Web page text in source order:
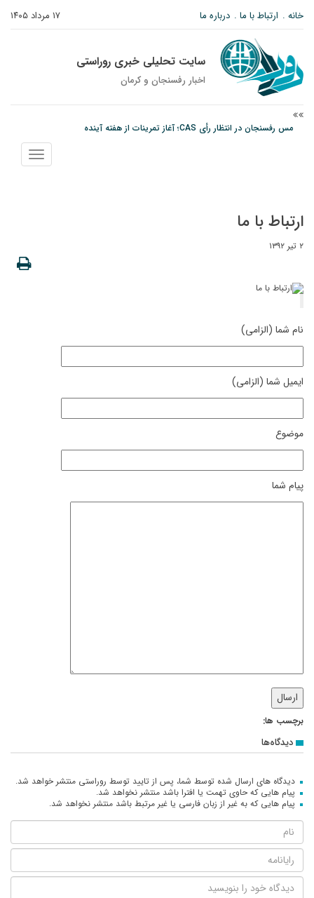
خانه ارتباط با ما درباره ما
سایت تحلیلی خبری روراستی
اخبار رفسنجان و كرمان
مس رفسنجان در انتظار رأی CAS؛ آغاز تمرینات از هفته آینده
پیام رئیس کل دادگستری استان کرمان به مناسبت ۱۷ مردادماه سالروز شهادت شهید
نمایش
منو
ارتباط با ما
نام شما (الزامی)
ایمیل شما (الزامی)
موضوع
پیام شما
برچسب ها:
دیدگاه‌ها
دیدگاه های ارسال شده توسط شما، پس از تایید توسط روراستی منتشر خواهد شد.
پیام هایی که حاوی تهمت یا افترا باشد منتشر نخواهد شد.
پیام هایی که به غیر از زبان فارسی یا غیر مرتبط باشد منتشر نخواهد شد.